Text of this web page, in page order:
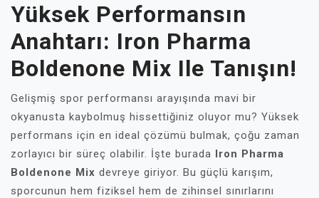
Yüksek Performansın
Anahtarı: Iron Pharma
Boldenone Mix Ile Tanışın!
Gelişmiş spor performansı arayışında mavi bir
okyanusta kaybolmuş hissettiğiniz oluyor mu? Yüksek
performans için en ideal çözümü bulmak, çoğu zaman
zorlayıcı bir süreç olabilir. İşte burada Iron Pharma
Boldenone Mix devreye giriyor. Bu güçlü karışım,
sporcunun hem fiziksel hem de zihinsel sınırlarını